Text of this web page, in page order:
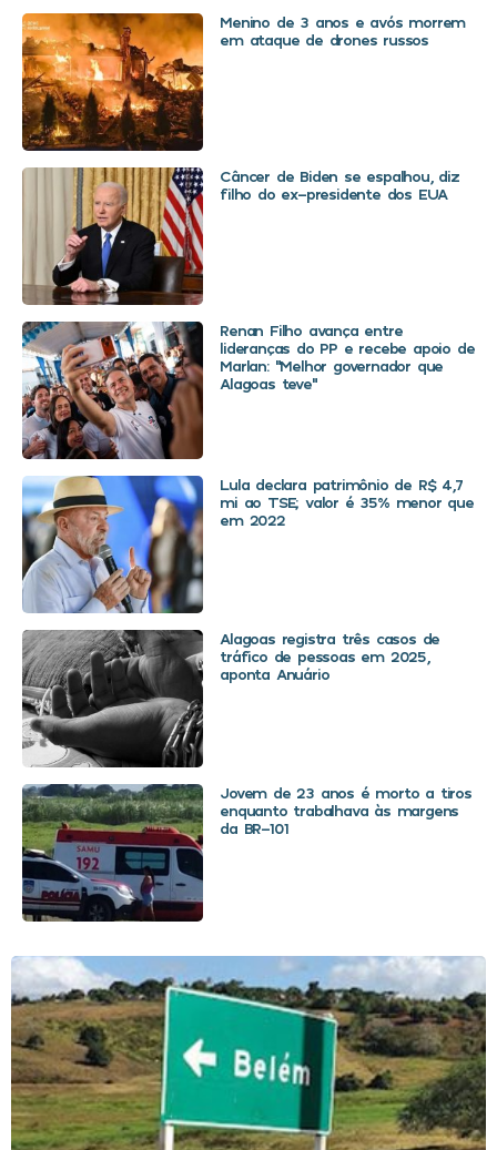
Menino de 3 anos e avós morrem
em ataque de drones russos
Câncer de Biden se espalhou, diz
filho do ex-presidente dos EUA
Renan Filho avança entre
lideranças do PP e recebe apoio de
Marlan: “Melhor governador que
Alagoas teve”
Lula declara patrimônio de R$ 4,7
mi ao TSE; valor é 35% menor que
em 2022
Alagoas registra três casos de
tráfico de pessoas em 2025,
aponta Anuário
Jovem de 23 anos é morto a tiros
enquanto trabalhava às margens
da BR-101